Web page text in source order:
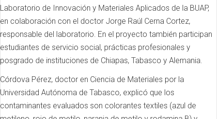
Laboratorio de Innovación y Materiales Aplicados de la BUAP,
en colaboración con el doctor Jorge Raúl Cerna Cortez,
responsable del laboratorio. En el proyecto también participan
estudiantes de servicio social, prácticas profesionales y
posgrado de instituciones de Chiapas, Tabasco y Alemania.
Córdova Pérez, doctor en Ciencia de Materiales por la
Universidad Autónoma de Tabasco, explicó que los
contaminantes evaluados son colorantes textiles (azul de